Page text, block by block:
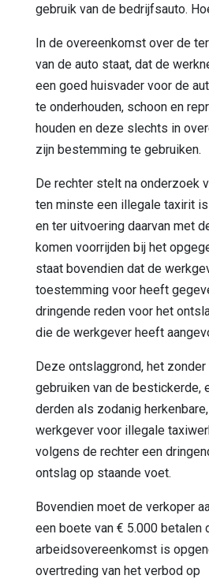
gebruik van de bedrijfsauto.
In de overeenkomst over de
van de auto staat, dat de
een goed huisvader voor de
te onderhouden, schoon en
houden en deze slechts in
zijn bestemming te gebruiken.
De rechter stelt na onderzoek
ten minste een illegale taxirit
en ter uitvoering daarvan met
komen voorrijden bij het
staat bovendien dat de
toestemming voor heeft
dringende reden voor het
die de werkgever heeft
Deze ontslaggrond, het
gebruiken van de bestickerde,
derden als zodanig
werkgever voor illegale
volgens de rechter een
ontslag op staande voet.
Bovendien moet de verkoper
een boete van € 5.000 betalen
arbeidsovereenkomst is
overtreding van het verbod op